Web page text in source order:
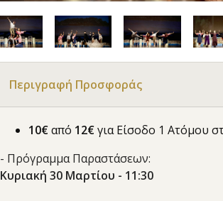
Περιγραφή Προσφοράς
10€από 12€για Είσοδο 1 Ατόμου
- Πρόγραμμα Παραστάσεων:
Κυριακή 30 Μαρτίου - 11:30